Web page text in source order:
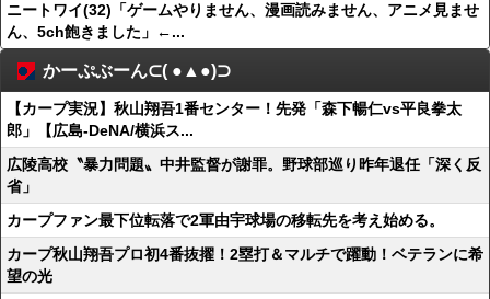
ニートワイ(32)「ゲームやりません、漫画読みません、アニメ見ませ
ん、5ch飽きました」←...
かーぷぶーん⊂( ●▲●)⊃
【カープ実況】秋山翔吾1番センター！先発「森下暢仁vs平良拳太
郎」【広島-DeNA/横浜ス...
広陵高校〝暴力問題〟中井監督が謝罪。野球部巡り昨年退任「深く反
省」
カープファン最下位転落で2軍由宇球場の移転先を考え始める。
カープ秋山翔吾プロ初4番抜擢！2塁打＆マルチで躍動！ベテランに希
望の光